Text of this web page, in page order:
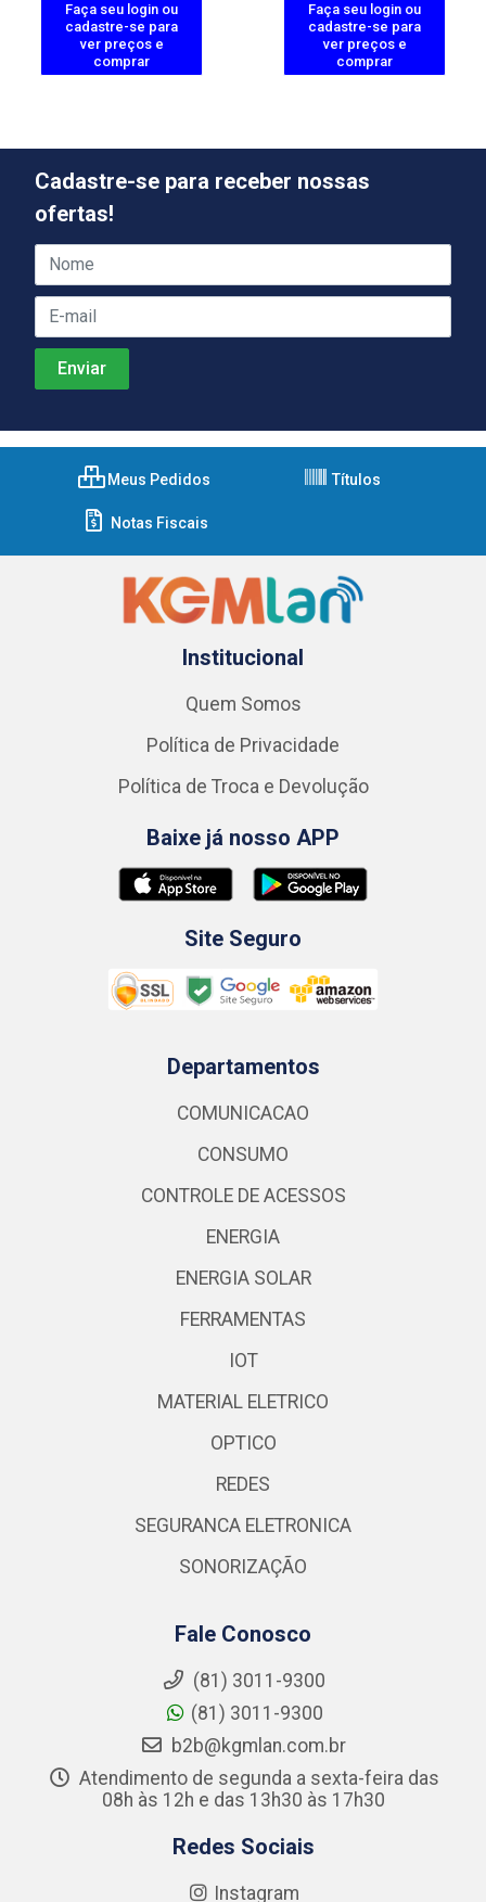
Faça seu login ou
cadastre-se para
ver preços e
comprar
Faça seu login ou
cadastre-se para
ver preços e
comprar
Cadastre-se para receber nossas
ofertas!
Meus Pedidos Títulos
Notas Fiscais
Institucional
Quem Somos
Política de Privacidade
Política de Troca e Devolução
Baixe já nosso APP
Site Seguro
Departamentos
COMUNICACAO
CONSUMO
CONTROLE DE ACESSOS
ENERGIA
ENERGIA SOLAR
FERRAMENTAS
IOT
MATERIAL ELETRICO
OPTICO
REDES
SEGURANCA ELETRONICA
SONORIZAÇÃO
Fale Conosco
(81) 3011-9300
(81) 3011-9300
b2b@kgmlan.com.br
Atendimento de segunda a sexta-feira das
08h às 12h e das 13h30 às 17h30
Redes Sociais
Instagram